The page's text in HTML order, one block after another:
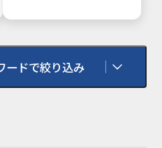
ードで絞り込み